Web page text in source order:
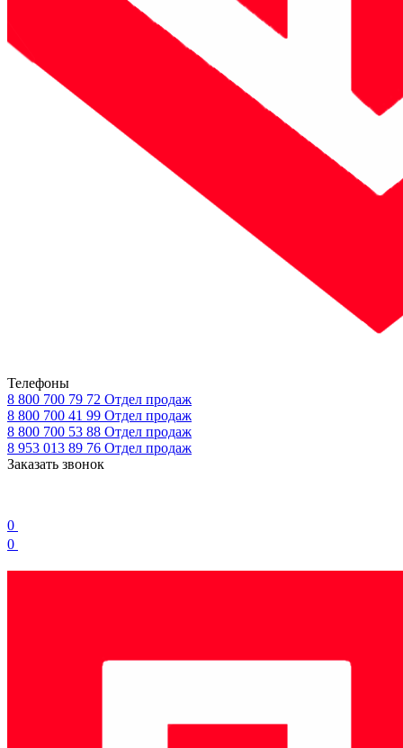
Телефоны
8 800 700 79 72 Отдел продаж
8 800 700 41 99 Отдел продаж
8 800 700 53 88 Отдел продаж
8 953 013 89 76 Отдел продаж
Заказать звонок
0
0